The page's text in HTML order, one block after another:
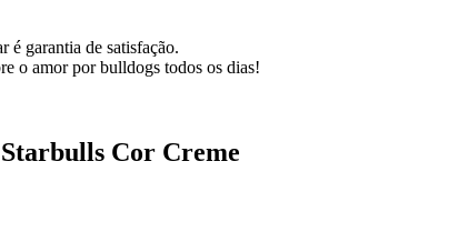
é garantia de satisfação.
o amor por bulldogs todos os dias!
Cor Creme